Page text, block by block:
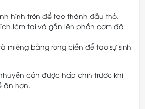
hình tròn để tạo thành đầu thỏ.
làm tai và gắn lên phần cơm đã
miệng bằng rong biển để tạo sự sinh
cần được hấp chín trước khi
ăn hơn.